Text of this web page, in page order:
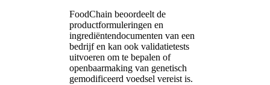
FoodChain beoordeelt de
productformuleringen en
ingrediëntendocumenten van een
bedrijf en kan ook validatietests
uitvoeren om te bepalen of
openbaarmaking van genetisch
gemodificeerd voedsel vereist is.